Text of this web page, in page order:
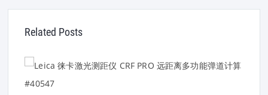
Related Posts